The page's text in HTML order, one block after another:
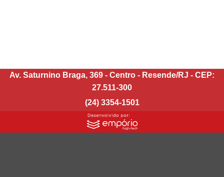
Av. Saturnino Braga, 369 - Centro - Resende/RJ - CEP:
27.511-300
(24) 3354-1501